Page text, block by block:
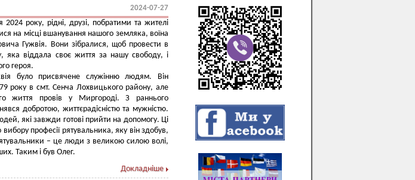
2024-07-27
2024 року, рідні, друзі, побратими та жителі
на місці вшанування нашого земляка, воїна
Гужвія. Вони зібралися, щоб провести в
яка віддала своє життя за нашу свободу, і
героя.
було присвячене служінню людям. Він
року в смт. Сенча Лохвицького району, але
життя провів у Миргороді. З раннього
добротою, життєрадісністю та мужністю.
які завжди готові прийти на допомогу. Ці
професії рятувальника, яку він здобув,
– це люди з великою силою волі,
Таким і був Олег.
Докладніше